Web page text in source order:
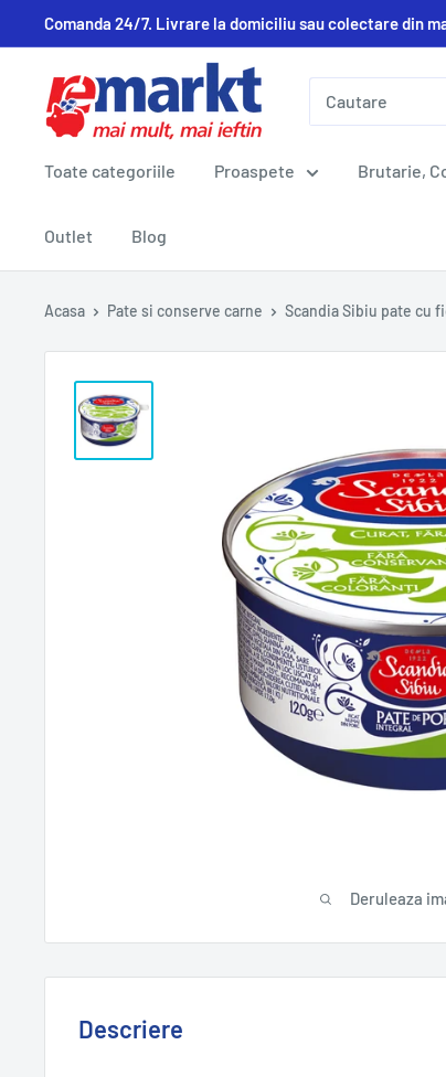
Comanda 24/7. Livrare la domiciliu sau colectare din
Toate categoriile Proaspete Brutarie,
Outlet Blog
Acasa Pate si conserve carne Scandia Sibiu pate cu
Deruleaza
Descriere